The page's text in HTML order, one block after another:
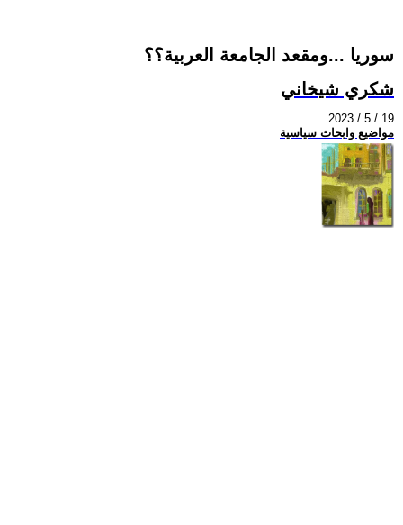
سوريا ...ومقعد الجامعة العربية؟؟
شكري شيخاني
2023 / 5 / 19
مواضيع وابحاث سياسية